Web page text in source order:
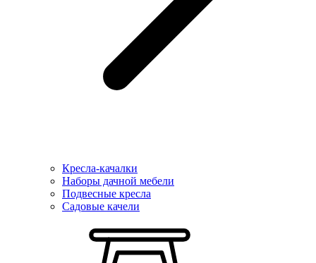
Кресла-качалки
Наборы дачной мебели
Подвесные кресла
Садовые качели